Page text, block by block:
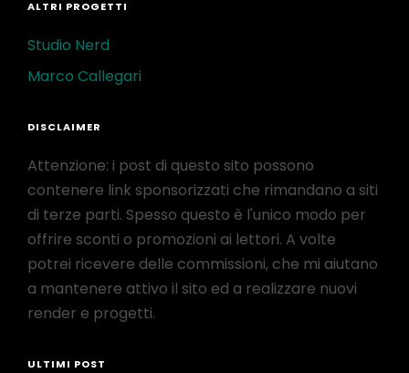
ALTRI PROGETTI
Studio Nerd
Marco Callegari
DISCLAIMER
Attenzione: i post di questo sito possono
contenere link sponsorizzati che rimandano a siti
di terze parti. Spesso questo è l'unico modo per
offrire sconti o promozioni ai lettori. A volte
potrei ricevere delle commissioni, che mi aiutano
a mantenere attivo il sito ed a realizzare nuovi
render e progetti.
ULTIMI POST